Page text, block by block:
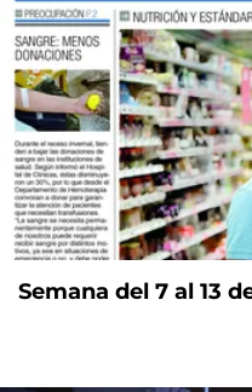
Semana del 7 al 13